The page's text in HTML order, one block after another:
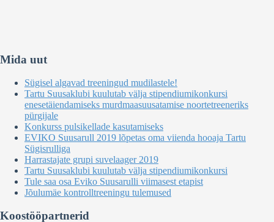
Mida uut
Sügisel algavad treeningud mudilastele!
Tartu Suusaklubi kuulutab välja stipendiumikonkursi
enesetäiendamiseks murdmaasuusatamise noortetreeneriks
pürgijale
Konkurss pulsikellade kasutamiseks
EVIKO Suusarull 2019 lõpetas oma viienda hooaja Tartu
Sügisrulliga
Harrastajate grupi suvelaager 2019
Tartu Suusaklubi kuulutab välja stipendiumikonkursi
Tule saa osa Eviko Suusarulli viimasest etapist
Jõulumäe kontrolltreeningu tulemused
Koostööpartnerid